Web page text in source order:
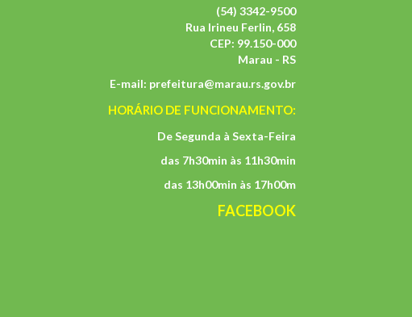
(54) 3342-9500
Rua Irineu Ferlin, 658
CEP: 99.150-000
Marau - RS
E-mail: prefeitura@marau.rs.gov.br
HORÁRIO DE FUNCIONAMENTO:
De Segunda à Sexta-Feira
das 7h30min às 11h30min
das 13h00min às 17h00m
FACEBOOK